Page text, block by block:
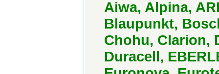
Aiwa, Alpina,
Blaupunkt,
Chohu, Clarion,
Duracell,